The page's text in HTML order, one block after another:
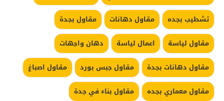
تشطيب بجده
مقاول دهانات
مقاول بجدة
مقاول لياسة
اعمال لياسة
دهان واجهات
مقاول دهانات بجدة
مقاول جبس بورد
مقاول اصباغ
مقاول معماري بجده
مقاول بناء في جدة